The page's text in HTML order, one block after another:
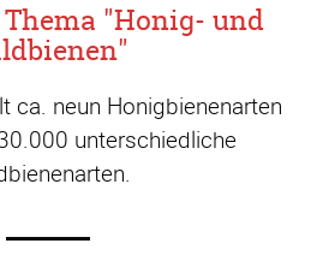
"Honig- und
ca. neun Honigbienenarten
unterschiedliche